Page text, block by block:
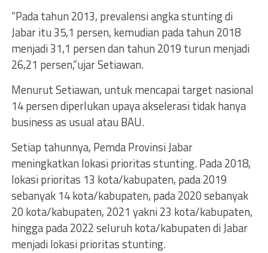
“Pada tahun 2013, prevalensi angka stunting di
Jabar itu 35,1 persen, kemudian pada tahun 2018
menjadi 31,1 persen dan tahun 2019 turun menjadi
26,21 persen,”ujar Setiawan.
Menurut Setiawan, untuk mencapai target nasional
14 persen diperlukan upaya akselerasi tidak hanya
business as usual atau BAU.
Setiap tahunnya, Pemda Provinsi Jabar
meningkatkan lokasi prioritas stunting. Pada 2018,
lokasi prioritas 13 kota/kabupaten, pada 2019
sebanyak 14 kota/kabupaten, pada 2020 sebanyak
20 kota/kabupaten, 2021 yakni 23 kota/kabupaten,
hingga pada 2022 seluruh kota/kabupaten di Jabar
menjadi lokasi prioritas stunting.